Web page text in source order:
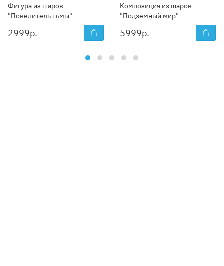
Фигура из шаров
"Повелитель тьмы"
2999р.
Композиция из шаров
"Подземный мир"
5999р.